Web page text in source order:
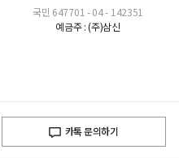
국민 647701 - 04 - 142351
예금주 : (주)삼신
카톡 문의하기